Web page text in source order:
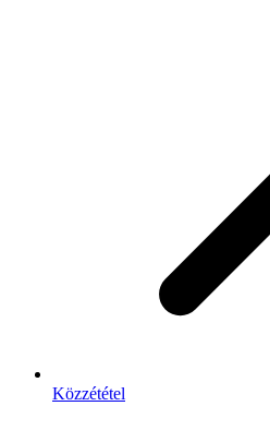
Közzététel